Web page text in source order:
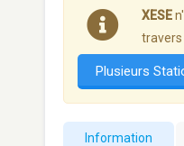
XESE
travers
Plusieurs
Information